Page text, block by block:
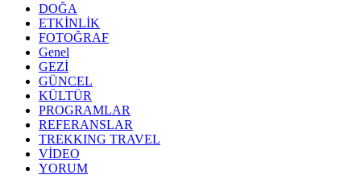
DOĞA
ETKİNLİK
FOTOĞRAF
Genel
GEZİ
GÜNCEL
KÜLTÜR
PROGRAMLAR
REFERANSLAR
TREKKING TRAVEL
VİDEO
YORUM